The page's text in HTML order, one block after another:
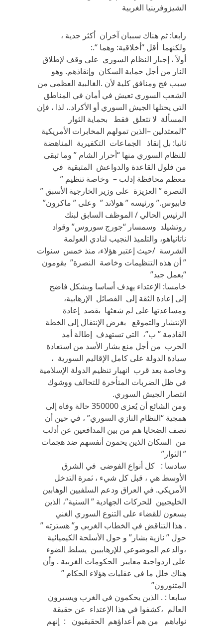
الشيزوفرينيا الغربية
رابعا: ثم هناك سببان آخران أكثر جدية ،
ولكنهما أقل “أخلاقية: وهما “.:
أولاً ، إجبار النظام السوري على وقف لإطلاق
النار من أجل حماية السكان وإنقاذهم. وهو
سبب فج ومنافق كلية لأن .الغالبية العظمى من
الشعب السوري تعيش في أمان في المناطق
التي يحتلها الجيش السوري أو الأكراد.، لذا ، فإن
المسألة لا تتعلق فقط بحماية الثوار
“المعتدلين –الذين تمولهم المخابرات الأمريكية
ثانيا: بل إنقاذ الجماعات التكفيرية المناهضة
للنظام السوري منها “أحرار الشام ” وما تبقى
من فلول القاعدة والدواعش المتبقية في
معظم محافظة إدلب – وخاصة تنظيم ”
النصرة ” العزيزة على وزير الخارجية الأسبق ”
فابيوس.” ورئيسه ” هولاند ” وعلى ” ماكرون”
الرئيس الحالي / الموظف السابق لبنك
روتشيلد وسمسار “جورج سوروس” وقواد
ناتانياهو، والتلميذ النجيب لنادي العولمة
الشرسة /حيث إعتبر هؤلاء، منذ خمس سنوات
” أن هذه التنظيمات وخاصة النصرة” يقومون
“بعمل جيد”
خامسا: الإعتداء يهدف أساسا وبشكل فاضح
إلى إعادة الثقة إلى الفصائل الإرهابية،
ومساعدتها على لم شعثها بقصد إعادة
الإنتشار والتموقع بغرض الإنتقال إلى الخطة
القادمة ” ب”، التي تستهدف إطالة أمد
الحرب من أجل منع بشار الأسد من استعادة
سيادة الدولة على كامل الإقاليم السورية ،
وخاصة بعد قرب انهيار تنظيم الدولة الإسلامية
في ظل الضربات المتأخرة للتحالف ووشوك
انتصار الجيش السوري.
ومن الشائع أن يُعزى 350000 حالة وفاة إلى
همجية “النظام النازي السوري” ، في حين أن
نصف الضحايا هم من بين المدافعين عن أدلب
من السكان الذين يحمون أنفسهم ضد هجمات
” الثوار”
سادسا : كل أنواع الفوضى في الشرق
الأوسط هي ، قبل كل شيء ، ثمرة التدخل
الأمريكي. في العراق ودعم السلفيين الوهابين
الخليجيين للحركات الجهادية ” السنية”، الذين
يسعون للقضاء على التنوع السوري الغني
. هذا التناقض في الخطاب الغربي و” هسترته ”
حول ” نازية بشار” و حول الأسلحة الكيميائية
،والدعم الموضوعي للإرهابيين يسلط الضوء
على ازدواجية معايير الحكومات الغربية . وأن
هناك خلل ما في عقليات هؤلاء الحكام ”
المتنورون”
سابعا : . الذين يحكمون في الغرب ويسيرون
العالم ،كشفوا في هذا الإعتداء عن حقيقة
نواياهم من هم أعداؤهم الحقيقيون : إنهم